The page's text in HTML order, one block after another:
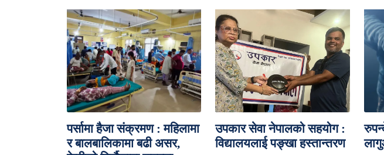
पर्सामा हैजा संक्रमण : महिलामा
र बालबालिकामा बढी असर,
उपकार सेवा नेपालको सहयोग :
विद्यालयलाई पङ्खा हस्तान्तरण